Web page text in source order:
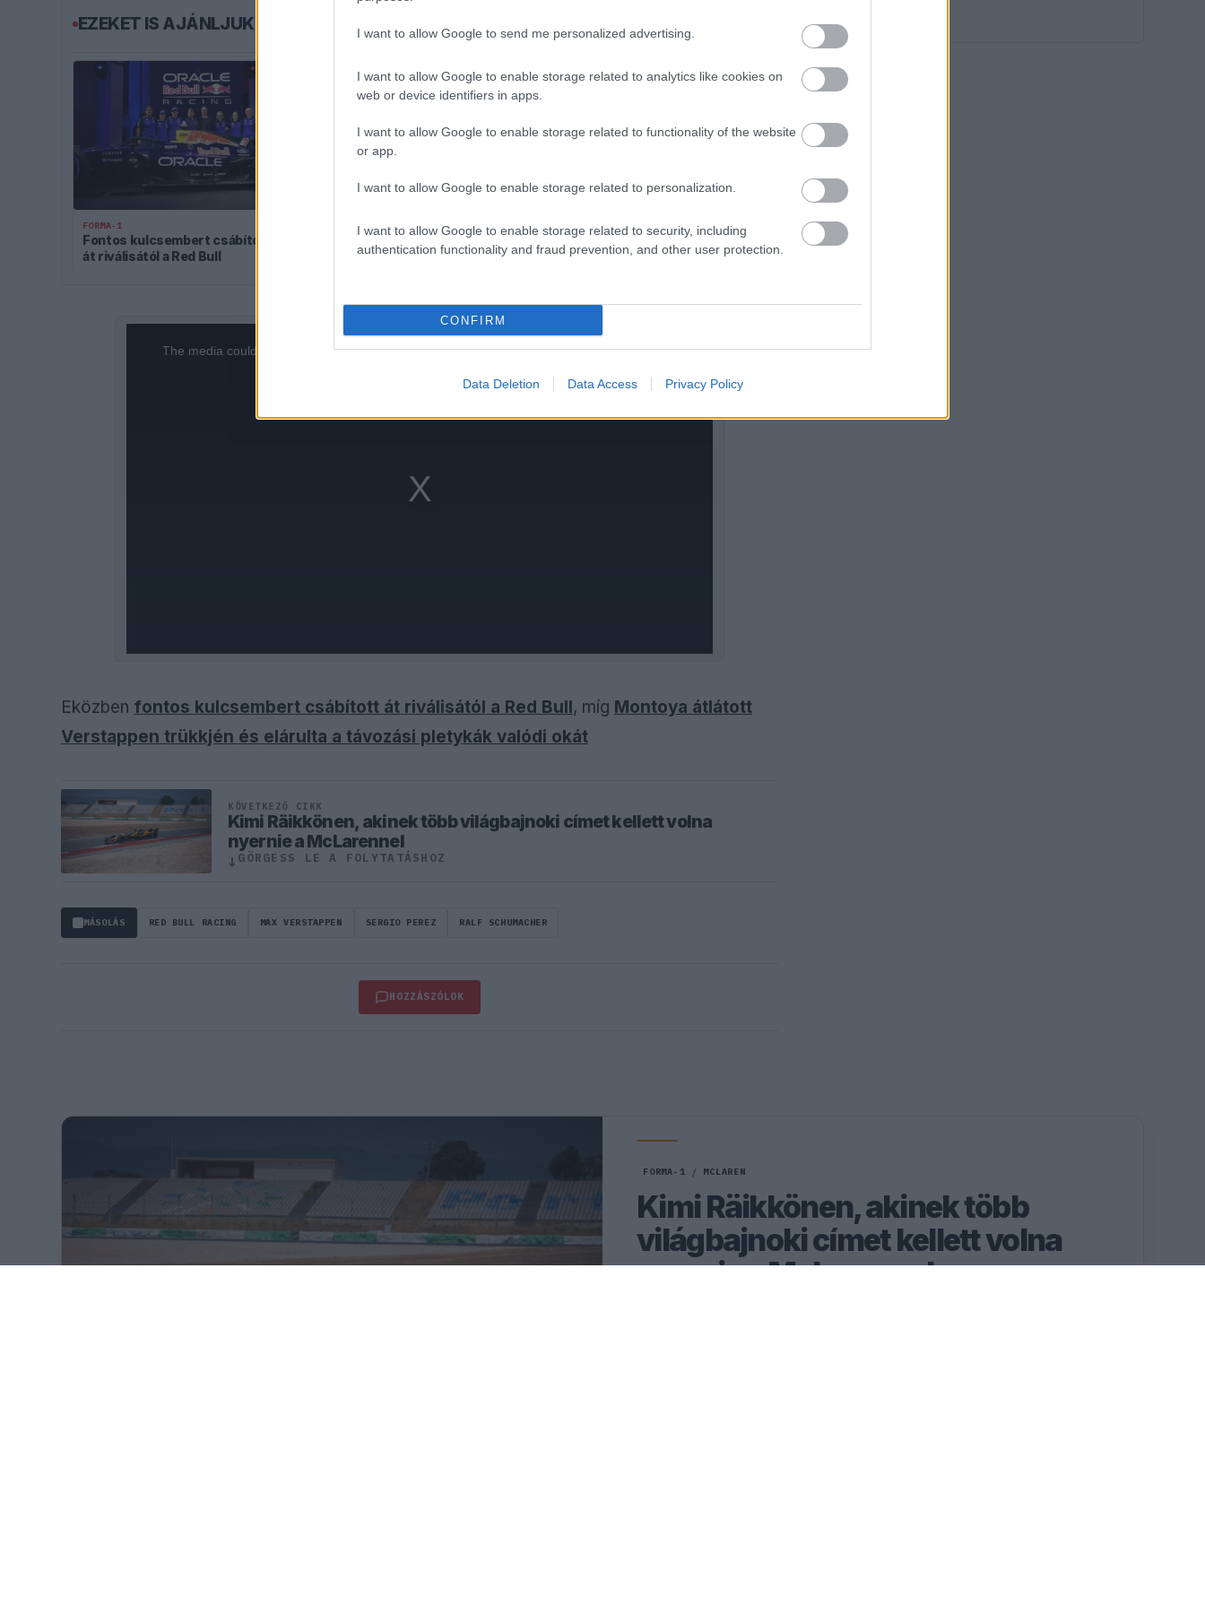
I want to allow Google to send me personalized advertising.
I want to allow Google to enable storage related to analytics like cookies on
web or device identifiers in apps.
I want to allow Google to enable storage related to functionality of the website
or app.
I want to allow Google to enable storage related to personalization.
I want to allow Google to enable storage related to security, including
authentication functionality and fraud prevention, and other user protection.
CONFIRM
Data Deletion Data Access Privacy Policy
EZEKET IS AJÁNLJUK
FORMA-1
Fontos kulcsembert csábított
át riválisától a Red Bull
trükkjén és elárulta a távozási
pletykák valódi okát
Rendkívül okos döntést hozott
az Aston Martin az F1-ben
The media could not be loaded, either because the server or network failed or because the
Eközben fontos kulcsembert csábított át riválisától a Red Bull, míg Montoya átlátott
Verstappen trükkjén és elárulta a távozási pletykák valódi okát
KÖVETKEZŐ CIKK
Kimi Räikkönen, akinek több világbajnoki címet kellett volna
nyernie a McLarennel
↓ GÖRGESS LE A FOLYTATÁSHOZ
MÁSOLÁS RED BULL RACING MAX VERSTAPPEN SERGIO PEREZ RALF SCHUMACHER
HOZZÁSZÓLOK
FORMA-1 / MCLAREN
Kimi Räikkönen, akinek több
világbajnoki címet kellett volna
nyernie a McLarennel